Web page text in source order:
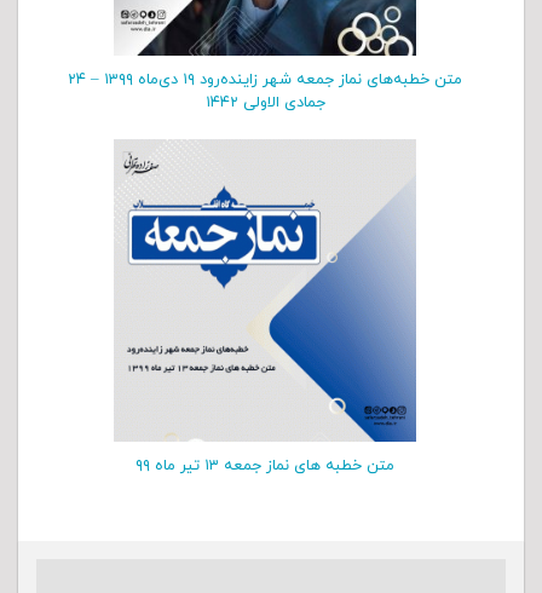
متن خطبه‌های نماز جمعه شهر زاینده‌رود ۱۹ دی‌‌ماه ۱۳۹۹ – ۲۴
جمادی الاولی ۱۴۴۲
متن خطبه های نماز جمعه ۱۳ تیر ماه ۹۹